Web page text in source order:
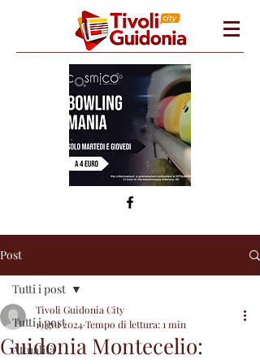
Post
Tutti i post
Attualità
Tutti i post
Guidonia Montecelio:
Tivoli Guidonia City
19 giu 2024Tempo di lettura: 1 min